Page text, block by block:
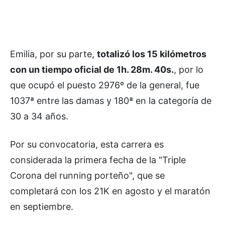
Emilia, por su parte, totalizó los 15 kilómetros
con un tiempo oficial de 1h. 28m. 40s., por lo
que ocupó el puesto 2976º de la general, fue
1037ª entre las damas y 180ª en la categoría de
30 a 34 años.
Por su convocatoria, esta carrera es
considerada la primera fecha de la "Triple
Corona del running porteño", que se
completará con los 21K en agosto y el maratón
en septiembre.